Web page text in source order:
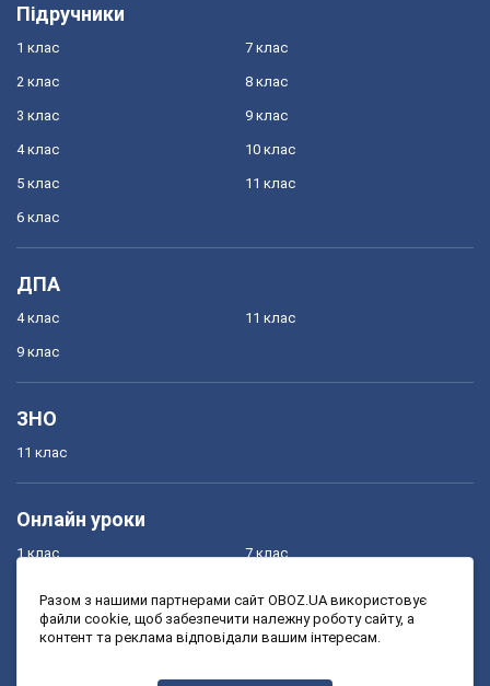
Підручники
1 клас
2 клас
3 клас
4 клас
5 клас
6 клас
7 клас
8 клас
9 клас
10 клас
11 клас
ДПА
4 клас
9 клас
11 клас
ЗНО
11 клас
Онлайн уроки
1 клас
3 клас
7 клас
9 клас
Разом з нашими партнерами сайт OBOZ.UA використовує
файли cookie, щоб забезпечити належну роботу сайту, а
контент та реклама відповідали вашим інтересам.